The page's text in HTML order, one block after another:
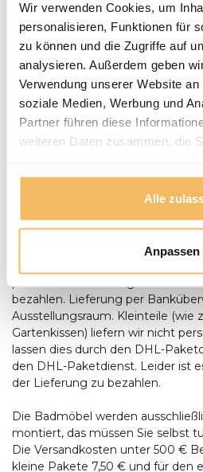
Wir verwenden Cookies, um
personalisieren, Funktionen für
zu können und die Zugriffe auf
analysieren. Außerdem geben
Verwendung unserer Website
soziale Medien, Werbung und
Partner führen diese
weiteren Daten zusammen, die
gesammelt haben.
Alle
Anpassen
Lieferung und
LIEFERN:
Puurteak.de hat einen eigenen
Möbel nach Absprache zu Ihnen
Wir setzen uns mit Ihnen in
mit Ihnen einen Termin für die
Gartenmöbel werden bei Bedarf
montiert und aufgestellt.
sollte zum Zeitpunkt der
anwesend sein, um Aufstellen des
können bei der Lieferung mit
bezahlen, Wenn die Umstände
bezahlen. Lieferung per
Ausstellungsraum. Kleinteile (wie
Gartenkissen) liefern wir nicht
lassen dies durch den DHL-
den DHL-Paketdienst. Leider ist
der Lieferung zu bezahlen.
Die Badmöbel werden
montiert, das müssen Sie selbst
Die Versandkosten unter 500 €
kleine Pakete 7,50 € und für den